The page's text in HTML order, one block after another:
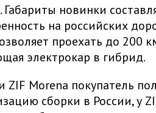
Габариты новинки
на российских
проехать до
электрокар в гибрид.
ZIF Morena покупатель
сборки в России, у